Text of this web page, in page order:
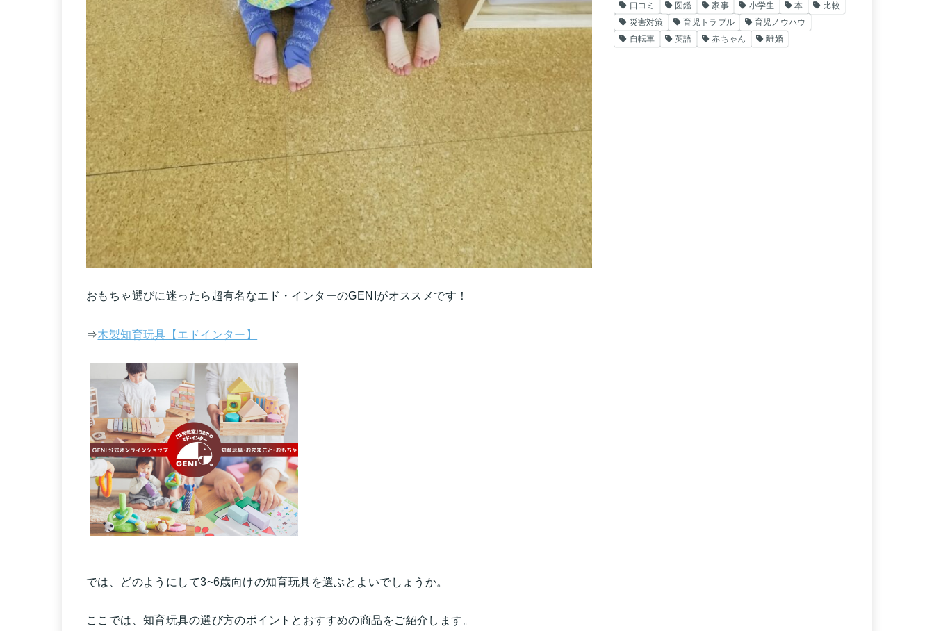
おもちゃ選びに迷ったら超有名なエド・インターのGENIがオススメです！
⇒木製知育玩具【エドインター】
では、どのようにして3~6歳向けの知育玩具を選ぶとよいでしょうか。
ここでは、知育玩具の選び方のポイントとおすすめの商品をご紹介します。
口コミ
図鑑 家事 小学生 本
比較
災害対策
育児トラブル
育児ノウハウ
自転車
英語 赤ちゃん 離婚